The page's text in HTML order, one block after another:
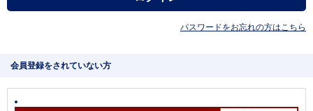
パスワードをお忘れの方はこちら
会員登録をされていない方